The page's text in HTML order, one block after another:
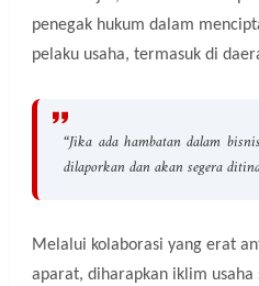
penegak hukum dalam
pelaku usaha, termasuk di
“Jika ada hambatan dalam
dilaporkan dan akan segera
Melalui kolaborasi yang erat
aparat, diharapkan iklim usaha